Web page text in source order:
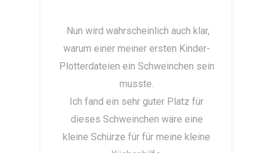
Nun wird wahrscheinlich auch klar,
warum einer meiner ersten Kinder-
Plotterdateien ein Schweinchen sein
musste.
Ich fand ein sehr guter Platz für
dieses Schweinchen wäre eine
kleine Schürze für für meine kleine